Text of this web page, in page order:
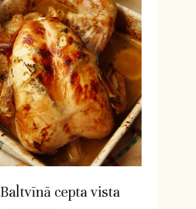
Baltvīnā cepta vista